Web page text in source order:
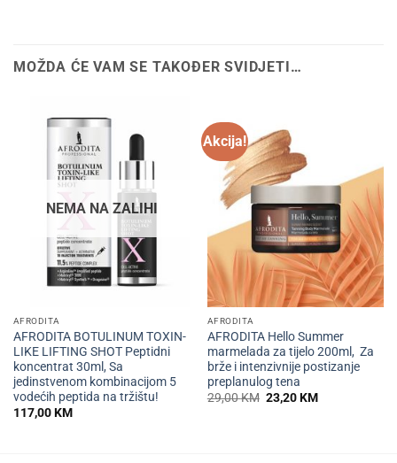
MOŽDA ĆE VAM SE TAKOĐER SVIDJETI…
NEMA NA ZALIHI
AFRODITA
AFRODITA BOTULINUM TOXIN-
LIKE LIFTING SHOT Peptidni
koncentrat 30ml, Sa
jedinstvenom kombinacijom 5
vodećih peptida na tržištu!
117,00KM
Akcija!
AFRODITA
AFRODITA Hello Summer
marmelada za tijelo 200ml, Za
brže i intenzivnije postizanje
preplanulog tena
29,00KM Izvorna
cijena
23,20KMTrenutna